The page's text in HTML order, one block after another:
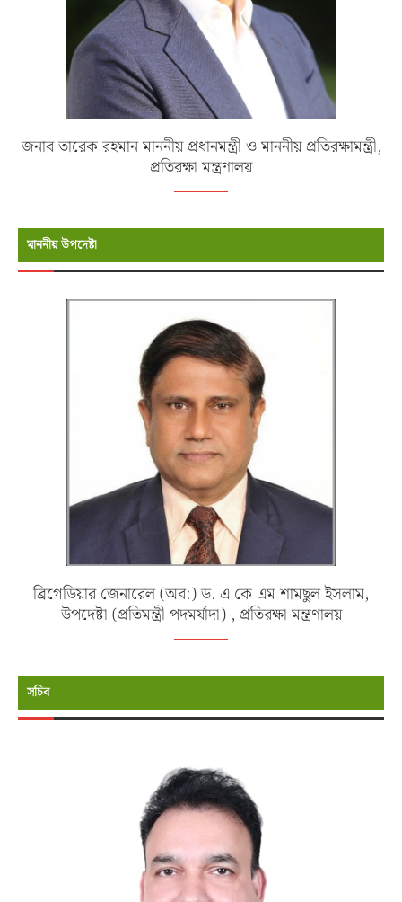
জনাব তারেক রহমান মাননীয় প্রধানমন্ত্রী ও মাননীয় প্রতিরক্ষামন্ত্রী,
প্রতিরক্ষা মন্ত্রণালয়
মাননীয় উপদেষ্টা
ব্রিগেডিয়ার জেনারেল (অব:) ড. এ কে এম শামছুল ইসলাম,
উপদেষ্টা (প্রতিমন্ত্রী পদমর্যাদা) , প্রতিরক্ষা মন্ত্রণালয়
সচিব